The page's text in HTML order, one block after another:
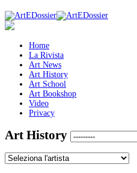
Home
La Rivista
Art News
Art History
Art School
Art Bookshop
Video
Privacy
Art History